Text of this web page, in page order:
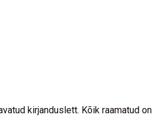
kirjanduslett. Kõik raamatud